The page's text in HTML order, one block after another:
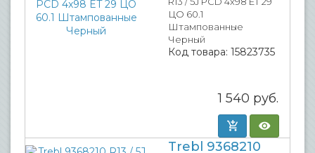
ЦО 60.1
Штампованные
Черный
Код товара: 15823735
1 540 руб.
Trebl 9368210